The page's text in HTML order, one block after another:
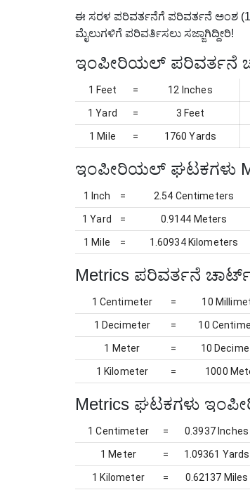
ಈ ಸರಳ ಪರಿವರ್ತನೆಗೆ ಪರಿವರ್ತನೆ ಅಂಶ
ಮೈಲುಗಳಿಗೆ ಪರಿವರ್ತಿಸಲು ಸಜ್ಜಾಗಿದ್ದೀರಿ!
ಇಂಪೀರಿಯಲ್ ಪರಿವರ್ತನೆ
1 Feet = 12 Inches
1 Yard = 3 Feet
1 Mile = 1760 Yards
ಇಂಪೀರಿಯಲ್ ಘಟಕಗಳು
1 Inch = 2.54 Centimeters
1 Yard = 0.9144 Meters
1 Mile = 1.60934 Kilometers
Metrics ಪರಿವರ್ತನೆ ಚಾರ್ಟ್
1 Centimeter = 10
1 Decimeter = 10
1 Meter = 10
1 Kilometer = 1000
Metrics ಘಟಕಗಳು
1 Centimeter = 0.3937 Inches
1 Meter = 1.09361 Yards
1 Kilometer = 0.62137 Miles